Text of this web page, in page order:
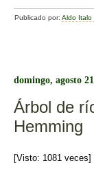
a
c
b
o
o
k
wi
tt
Publicado por:Aldo Italo
domingo, agosto
Árbol de
Hemming
[Visto: 1081 veces]